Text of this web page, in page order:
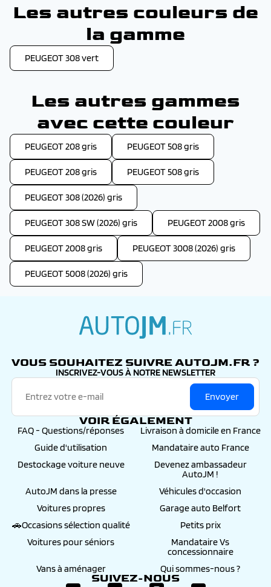
Les autres couleurs de
la gamme
PEUGEOT 308 vert
Les autres gammes
avec cette couleur
PEUGEOT 208 gris PEUGEOT 508 gris
PEUGEOT 208 gris PEUGEOT 508 gris
PEUGEOT 308 (2026) gris
PEUGEOT 308 SW (2026) gris PEUGEOT 2008 gris
PEUGEOT 2008 gris PEUGEOT 3008 (2026) gris
PEUGEOT 5008 (2026) gris
VOUS SOUHAITEZ SUIVRE AUTOJM.FR ?
INSCRIVEZ-VOUS À NOTRE NEWSLETTER
Envoyer
VOIR ÉGALEMENT
FAQ - Questions/réponses
Livraison à domicile en France
Guide d'utilisation
Mandataire auto France
Destockage voiture neuve
Devenez ambassadeur
AutoJM !
AutoJM dans la presse
Véhicules d'occasion
Voitures propres
Garage auto Belfort
🚗Occasions sélection qualité
Petits prix
Voitures pour séniors
Mandataire Vs
concessionnaire
Vans à aménager
Qui sommes-nous ?
SUIVEZ-NOUS